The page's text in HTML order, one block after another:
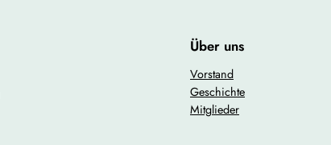
Über uns
Vorstand
Geschichte
Mitglieder